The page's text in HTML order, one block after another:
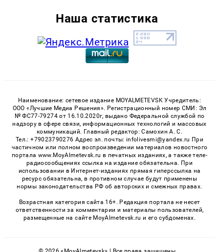
Наша статистика
Наименование: сетевое издание MOYALMETEVSK Учредитель:
ООО «Лучшие Медиа Решения». Регистрационный номер СМИ: Эл
№ ФС77-79274 от 16.10.2020г, выдано Федеральной службой по
надзору в сфере связи, информационных технологий и массовых
коммуникаций. Главный редактор: Самохин А. С.
Тел.: +79023790276 Адрес эл. почты: infolivesmi@yandex.ru При
частичном или полном воспроизведении материалов новостного
портала www.MoyAlmetevsk.ru в печатных изданиях, а также теле-
радиосообщениях ссылка на издание обязательна. При
использовании в Интернет-изданиях прямая гиперссылка на
ресурс обязательна, в противном случае будут применены
нормы законодательства РФ об авторских и смежных правах.
Возрастная категория сайта 16+. Редакция портала не несет
ответственности за комментарии и материалы пользователей,
размещенные на сайте MoyAlmetevsk.ru и его субдоменах.